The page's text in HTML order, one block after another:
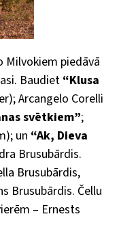
Milvokiem piedāvā
Baudiet “Klusa
Arcangelo Corelli
svētkiem”;
un “Ak, Dieva
Brusubārdis.
Brusubārdis,
Brusubārdis. Čellu
– Ernests